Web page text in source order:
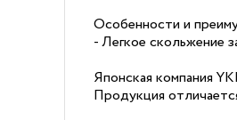
Особенности и
- Легкое скольжение
Японская компания
Продукция